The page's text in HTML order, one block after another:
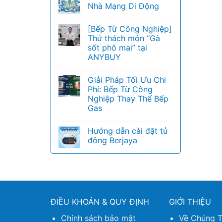
Nhà Mạng Di Động
[Bếp Từ Công Nghiệp]
Thử thách món “Gà
sốt phô mai” tại
ANYBUY
Giải Pháp Tối Ưu Chi
Phí: Bếp Từ Công
Nghiệp Thay Thế Bếp
Gas
Hướng dẫn cài đặt tủ
đông Berjaya
ĐIỀU KHOẢN & QUY ĐỊNH
Chính sách bảo mật
GIỚI THIỆU
Về Chúng